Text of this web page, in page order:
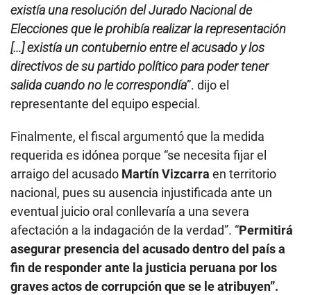
existía una resolución del Jurado Nacional de
Elecciones que le prohibía realizar la representación
[...] existía un contubernio entre el acusado y los
directivos de su partido político para poder tener
salida cuando no le correspondía”. dijo el
representante del equipo especial.
Finalmente, el fiscal argumentó que la medida
requerida es idónea porque “se necesita fijar el
arraigo del acusado Martín Vizcarra en territorio
nacional, pues su ausencia injustificada ante un
eventual juicio oral conllevaría a una severa
afectación a la indagación de la verdad”. “Permitirá
asegurar presencia del acusado dentro del país a
fin de responder ante la justicia peruana por los
graves actos de corrupción que se le atribuyen”.